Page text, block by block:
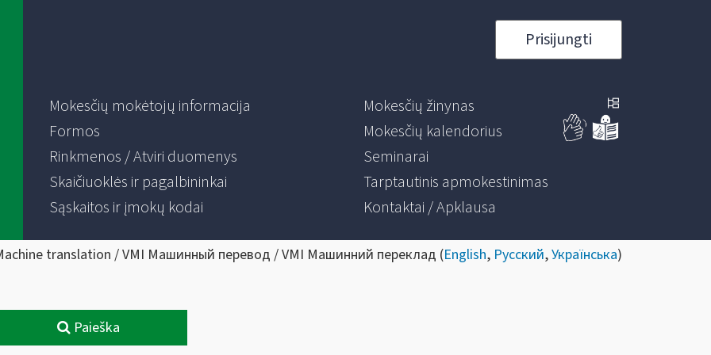
Prisijungti
Mokesčių mokėtojų informacija
Formos
Rinkmenos / Atviri duomenys
Skaičiuoklės ir pagalbininkai
Sąskaitos ir įmokų kodai
Mokesčių žinynas
Mokesčių kalendorius
Seminarai
Tarptautinis apmokestinimas
Kontaktai / Apklausa
translation / VMI Машинный перевод / VMI Машинний переклад (English, Русский,Українська)
Paieška